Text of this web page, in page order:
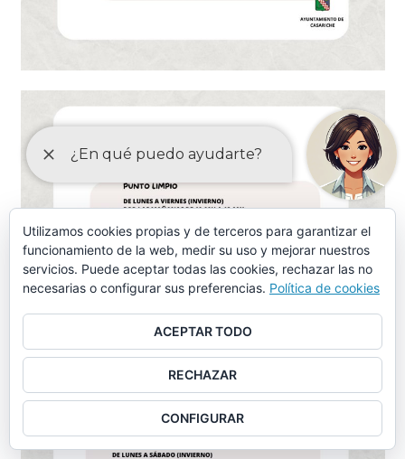
Utilizamos cookies propias y de terceros para garantizar el
funcionamiento de la web, medir su uso y mejorar nuestros
servicios. Puede aceptar todas las cookies, rechazar las no
necesarias o configurar sus preferencias. Política de cookies
ACEPTAR TODO
RECHAZAR
CONFIGURAR